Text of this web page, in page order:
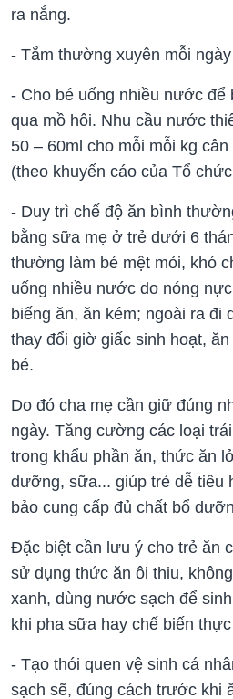
ra nắng.
- Tắm thường xuyên mỗi
- Cho bé uống nhiều nước
qua mồ hôi. Nhu cầu nước
50 – 60ml cho mỗi mỗi kg
(theo khuyến cáo của Tổ
- Duy trì chế độ ăn bình
bằng sữa mẹ ở trẻ dưới 6
thường làm bé mệt mỏi, khó
uống nhiều nước do nóng
biếng ăn, ăn kém; ngoài ra đi
thay đổi giờ giấc sinh hoạt,
bé.
Do đó cha mẹ cần giữ đúng
ngày. Tăng cường các loại
trong khẩu phần ăn, thức ăn
dưỡng, sữa... giúp trẻ dễ tiêu
bảo cung cấp đủ chất bổ
Đặc biệt cần lưu ý cho trẻ ăn
sử dụng thức ăn ôi thiu,
xanh, dùng nước sạch để
khi pha sữa hay chế biến
- Tạo thói quen vệ sinh cá
sạch sẽ, đúng cách trước khi